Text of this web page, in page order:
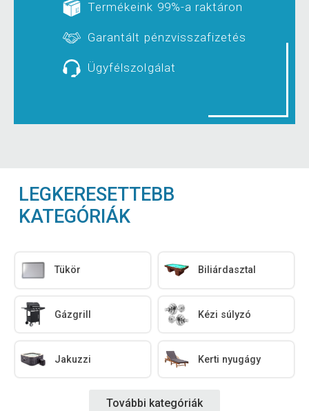
Termékeink 99%-a raktáron
Garantált pénzvisszafizetés
Ügyfélszolgálat
LEGKERESETTEBB
KATEGÓRIÁK
Tükör Biliárdasztal
Gázgrill Kézi súlyzó
Jakuzzi Kerti nyugágy
További kategóriák